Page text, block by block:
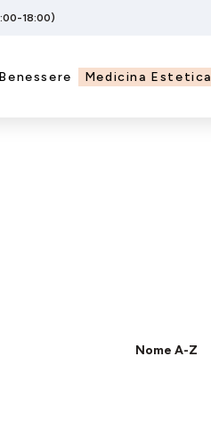
18:00)
Benessere Medicina Estetica